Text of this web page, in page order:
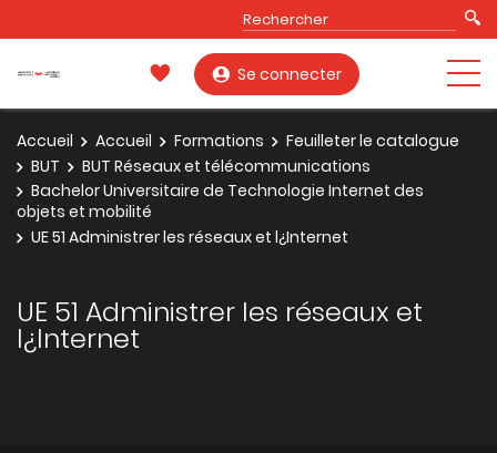
Se connecter
Accueil Accueil Formations
Feuilleter le catalogue
BUT
BUT Réseaux et télécommunications
Bachelor Universitaire de Technologie Internet des
objets et mobilité
UE 51 Administrer les réseaux et l¿Internet
UE 51 Administrer les réseaux et
l¿Internet